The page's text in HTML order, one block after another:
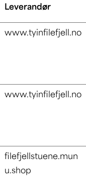
Leverandør
www.tyinfilefjell.no
www.tyinfilefjell.no
filefjellstuene.mun
u.shop